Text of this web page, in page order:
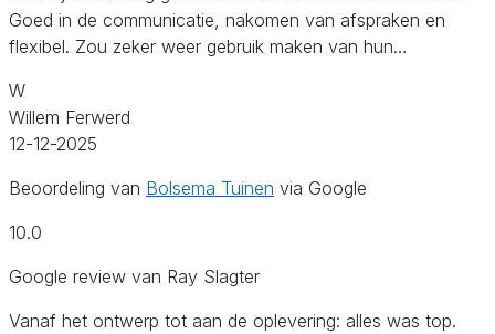
Goed in de communicatie, nakomen van afspraken en
flexibel. Zou zeker weer gebruik maken van hun…
W
Willem Ferwerd
12-12-2025
Beoordeling van Bolsema Tuinen via Google
10.0
Google review van Ray Slagter
Vanaf het ontwerp tot aan de oplevering: alles was top.